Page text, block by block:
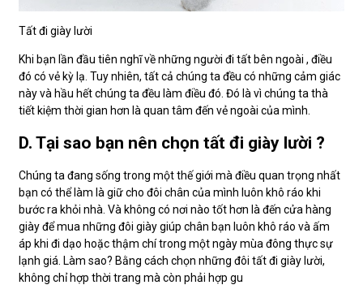
Tất đi giày lười
Khi bạn lần đầu tiên nghĩ về những người đi tất bên ngoài , điều
đó có vẻ kỳ lạ. Tuy nhiên, tất cả chúng ta đều có những cảm giác
này và hầu hết chúng ta đều làm điều đó. Đó là vì chúng ta thà
tiết kiệm thời gian hơn là quan tâm đến vẻ ngoài của mình.
D. Tại sao bạn nên chọn tất đi giày lười ?
Chúng ta đang sống trong một thế giới mà điều quan trọng nhất
bạn có thể làm là giữ cho đôi chân của mình luôn khô ráo khi
bước ra khỏi nhà. Và không có nơi nào tốt hơn là đến cửa hàng
giày để mua những đôi giày giúp chân bạn luôn khô ráo và ấm
áp khi đi dạo hoặc thậm chí trong một ngày mùa đông thực sự
lạnh giá. Làm sao? Bằng cách chọn những đôi tất đi giày lười,
không chỉ hợp thời trang mà còn phải hợp gu